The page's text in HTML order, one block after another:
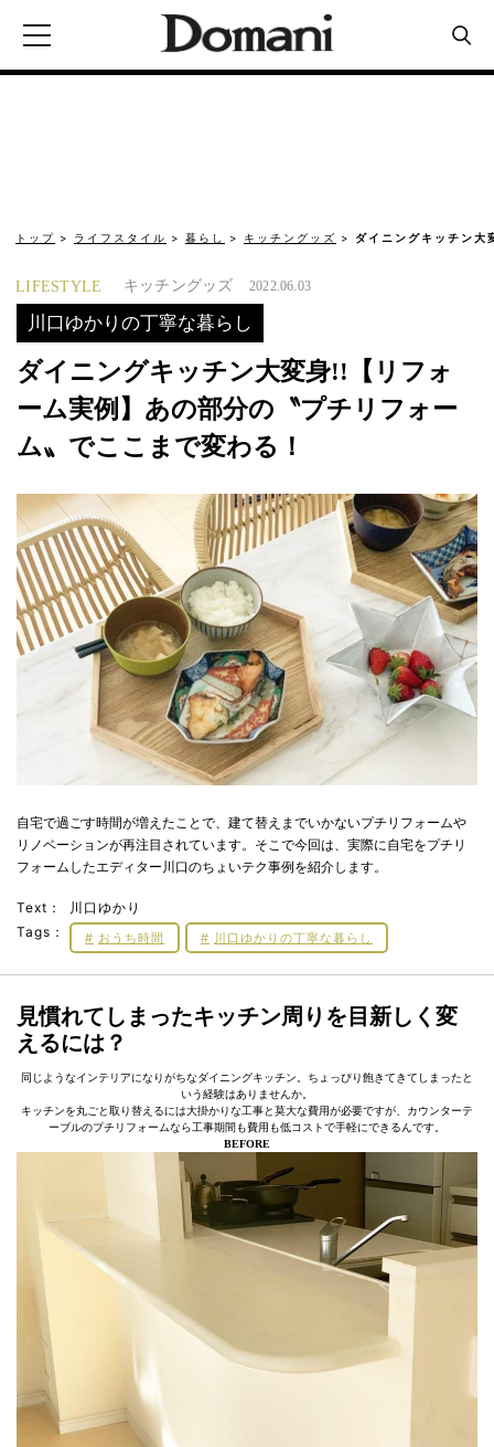
トップ ライフスタイル 暮らし キッチングッズ ダイニングキッチン
LIFESTYLE キッチングッズ 2022.06.03
川口ゆかりの丁寧な暮らし
ダイニングキッチン大変身!!【リフォ
ーム実例】あの部分の〝プチリフォー
ム〟でここまで変わる！
自宅で過ごす時間が増えたことで、建て替えまでいかないプチリフォームや
リノベーションが再注目されています。そこで今回は、実際に自宅をプチリ
フォームしたエディター川口のちょいテク事例を紹介します。
Text：
川口ゆかり
Tags：
おうち時間 川口ゆかりの丁寧な暮らし
見慣れてしまったキッチン周りを目新しく変
えるには？
同じようなインテリアになりがちなダイニングキッチン。ちょっぴり飽きてきてしまったと
いう経験はありませんか。
キッチンを丸ごと取り替えるには大掛かりな工事と莫大な費用が必要ですが、カウンターテ
ーブルのプチリフォームなら工事期間も費用も低コストで手軽にできるんです。
BEFORE